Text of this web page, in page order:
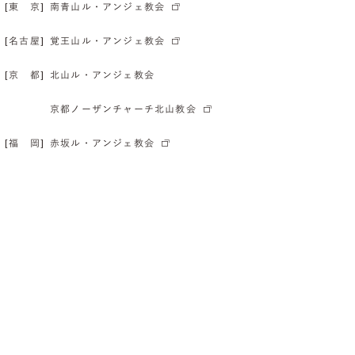
[東 京] 南青山ル・アンジェ教会
[名古屋] 覚王山ル・アンジェ教会
[京 都] 北山ル・アンジェ教会
京都ノーザンチャーチ北山教会
[福 岡] 赤坂ル・アンジェ教会